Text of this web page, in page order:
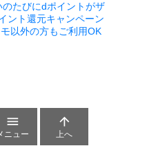
たびにdポイントがザ
ント還元キャンペーン
以外の方もご利用OK

ニュー

上へ